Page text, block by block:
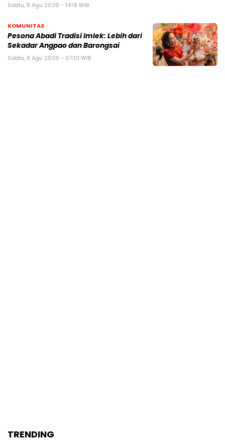
Sabtu, 8 Agu 2026 - 14:19 WIB
KOMUNITAS
Pesona Abadi Tradisi Imlek: Lebih dari
Sekadar Angpao dan Barongsai
Sabtu, 8 Agu 2026 - 07:01 WIB
TRENDING